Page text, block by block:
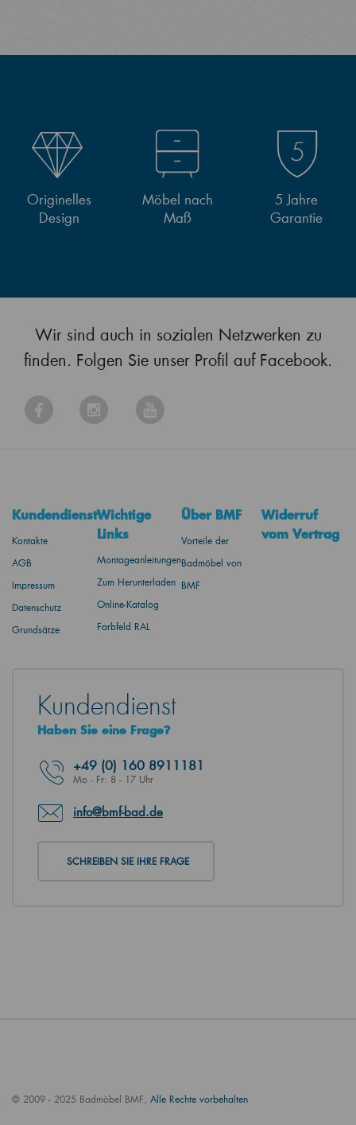
Originelles
Design
Möbel nach
Maß
5 Jahre
Garantie
Wir sind auch in sozialen Netzwerken zu
finden. Folgen Sie unser Profil auf Facebook.
Kundendienst
Kontakte
AGB
Impressum
Datenschutz
Grundsätze
Wichtige
Links
Montageanleitungen
Zum Herunterladen
Online-Katalog
Farbfeld RAL
Über BMF
Vorteile der
Badmöbel von
BMF
Widerruf
vom Vertrag
Kundendienst
Haben Sie eine Frage?
+49 (0) 160 8911181
Mo - Fr: 8 - 17 Uhr
info@bmf-bad.de
SCHREIBEN SIE IHRE FRAGE
© 2009 - 2025 Badmöbel BMF, Alle Rechte vorbehalten